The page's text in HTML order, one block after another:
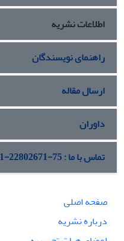
اطلاعات نشریه
راهنمای نویسندگان
ارسال مقاله
داوران
تماس با ما : 75-22802671-021
صفحه اصلی
درباره نشریه